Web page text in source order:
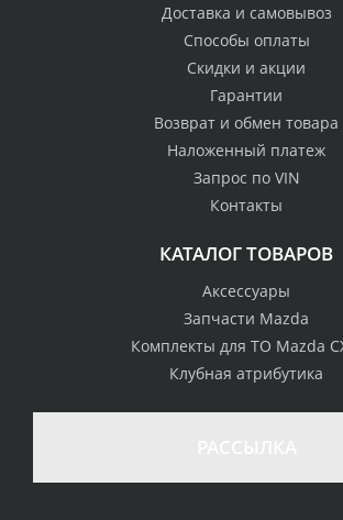
стоимости
товаром
Доставка и самовывоз
Способы оплаты
Скидки и акции
Гарантии
Возврат и обмен товара
Наложенный платеж
Запрос по VIN
Контакты
КАТАЛОГ ТОВАРОВ
Аксессуары
Запчасти Mazda
Комплекты для ТО Mazda
Клубная атрибутика